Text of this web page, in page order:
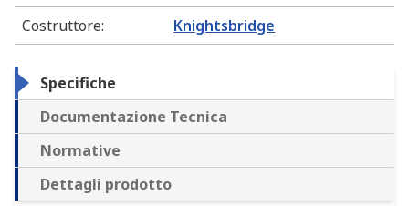
Costruttore: Knightsbridge
Specifiche
Documentazione Tecnica
Normative
Dettagli prodotto